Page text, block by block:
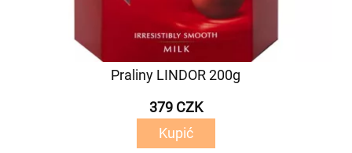
Praliny LINDOR 200g
379 CZK
Kupić